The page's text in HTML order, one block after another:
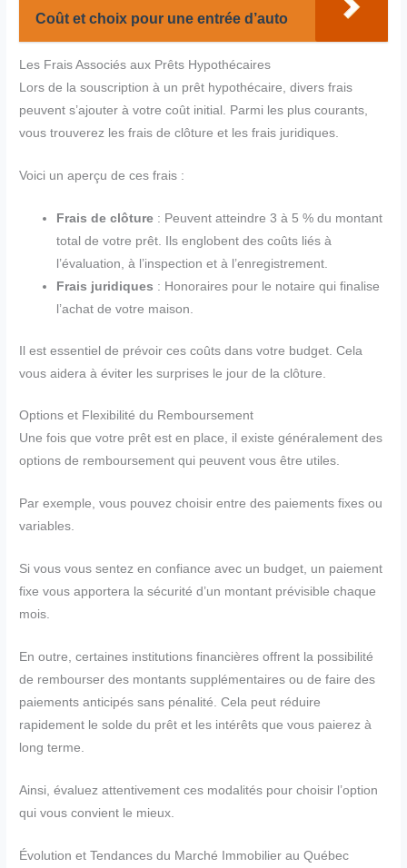
Coût et choix pour une entrée d’auto
Les Frais Associés aux Prêts Hypothécaires
Lors de la souscription à un prêt hypothécaire, divers frais
peuvent s’ajouter à votre coût initial. Parmi les plus courants,
vous trouverez les frais de clôture et les frais juridiques.
Voici un aperçu de ces frais :
Frais de clôture : Peuvent atteindre 3 à 5 % du montant
total de votre prêt. Ils englobent des coûts liés à
l’évaluation, à l’inspection et à l’enregistrement.
Frais juridiques : Honoraires pour le notaire qui finalise
l’achat de votre maison.
Il est essentiel de prévoir ces coûts dans votre budget. Cela
vous aidera à éviter les surprises le jour de la clôture.
Options et Flexibilité du Remboursement
Une fois que votre prêt est en place, il existe généralement des
options de remboursement qui peuvent vous être utiles.
Par exemple, vous pouvez choisir entre des paiements fixes ou
variables.
Si vous vous sentez en confiance avec un budget, un paiement
fixe vous apportera la sécurité d’un montant prévisible chaque
mois.
En outre, certaines institutions financières offrent la possibilité
de rembourser des montants supplémentaires ou de faire des
paiements anticipés sans pénalité. Cela peut réduire
rapidement le solde du prêt et les intérêts que vous paierez à
long terme.
Ainsi, évaluez attentivement ces modalités pour choisir l’option
qui vous convient le mieux.
Évolution et Tendances du Marché Immobilier au Québec